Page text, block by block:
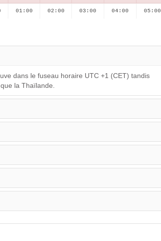
01:00 02:00 03:00 04:00 05:00
dans le fuseau horaire UTC +1 (CET) tandis
la Thaïlande.